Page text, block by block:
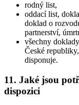
rodný list,
oddací list,
doklad o
partnerství,
všechny
České
disponuje.
11. Jaké jsou
dispozici